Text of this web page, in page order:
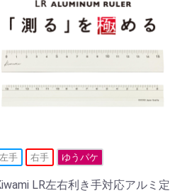
左手 右手 ゆうパケ
LR左右利き手対応アルミ定